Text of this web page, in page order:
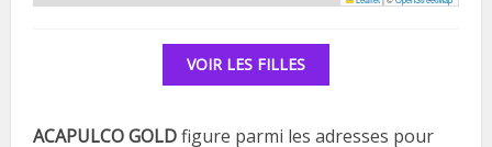
VOIR LES FILLES
ACAPULCO GOLDfigure parmi les adresses pour